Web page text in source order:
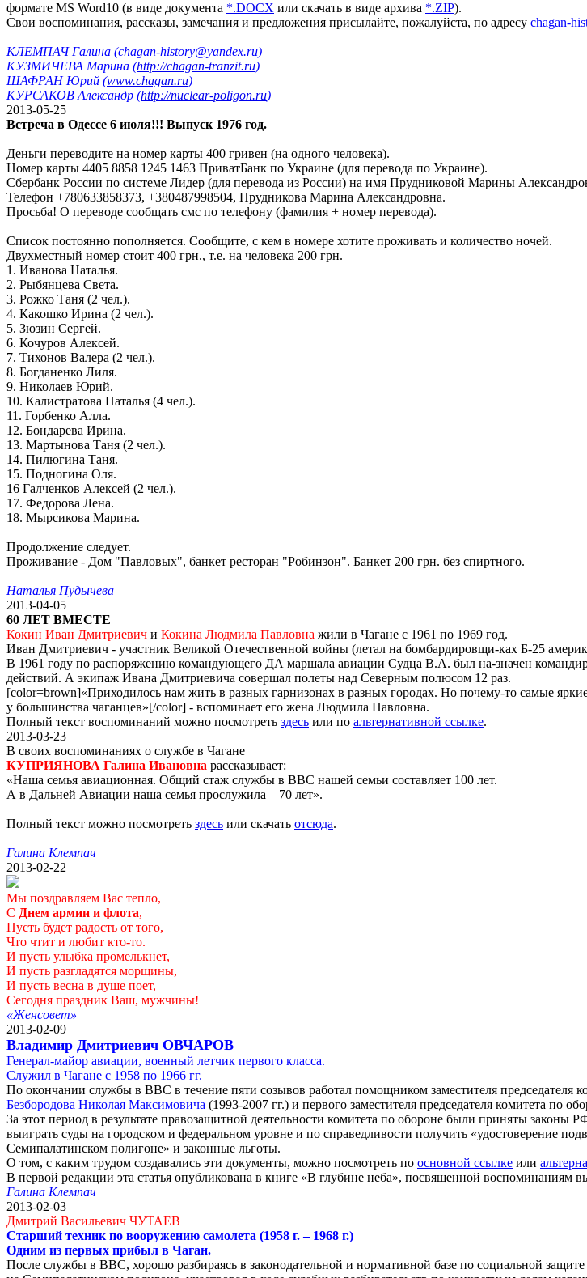
формате MS Word10 (в виде документа *.DOCX или скачать в виде архива *.ZIP).
Свои воспоминания, рассказы, замечания и предложения присылайте, пожалуйста, по адресу chagan-
КЛЕМПАЧ Галина (сhagan-history@yandex.ru)
КУЗМИЧЕВА Марина (http://chagan-tranzit.ru)
ШАФРАН Юрий (www.chagan.ru)
КУРСАКОВ Александр (http://nuclear-poligon.ru)
2013-05-25
Встреча в Одессе 6 июля!!! Выпуск 1976 год.
Деньги переводите на номер карты 400 гривен (на одного человека).
Номер карты 4405 8858 1245 1463 ПриватБанк по Украине (для перевода по Украине).
Сбербанк России по системе Лидер (для перевода из России) на имя Прудниковой Марины
Телефон +780633858373, +380487998504, Прудникова Марина Александровна.
Просьба! О переводе сообщать смс по телефону (фамилия + номер перевода).
Список постоянно пополняется. Сообщите, с кем в номере хотите проживать и количество ночей.
Двухместный номер стоит 400 грн., т.е. на человека 200 грн.
1. Иванова Наталья.
2. Рыбянцева Света.
3. Рожко Таня (2 чел.).
4. Какошко Ирина (2 чел.).
5. Зюзин Сергей.
6. Кочуров Алексей.
7. Тихонов Валера (2 чел.).
8. Богданенко Лиля.
9. Николаев Юрий.
10. Калистратова Наталья (4 чел.).
11. Горбенко Алла.
12. Бондарева Ирина.
13. Мартынова Таня (2 чел.).
14. Пилюгина Таня.
15. Подногина Оля.
16 Галченков Алексей (2 чел.).
17. Федорова Лена.
18. Мырсикова Марина.
Продолжение следует.
Проживание - Дом "Павловых", банкет ресторан "Робинзон". Банкет 200 грн. без спиртного.
Наталья Пудычева
2013-04-05
60 ЛЕТ ВМЕСТЕ
Кокин Иван Дмитриевич и Кокина Людмила Павловна жили в Чагане с 1961 по 1969 год.
Иван Дмитриевич - участник Великой Отечественной войны (летал на бомбардировщи-ках Б-25
В 1961 году по распоряжению командующего ДА маршала авиации Судца В.А. был на-значен
действий. А экипаж Ивана Дмитриевича совершал полеты над Северным полюсом 12 раз.
[color=brown]«Приходилось нам жить в разных гарнизонах в разных городах. Но почему-то самые
у большинства чаганцев»[/color] - вспоминает его жена Людмила Павловна.
Полный текст воспоминаний можно посмотреть здесь или по альтернативной ссылке.
2013-03-23
В своих воспоминаниях о службе в Чагане
КУПРИЯНОВА Галина Ивановна рассказывает:
«Наша семья авиационная. Общий стаж службы в ВВС нашей семьи составляет 100 лет.
А в Дальней Авиации наша семья прослужила – 70 лет».
Полный текст можно посмотреть здесь или скачать отсюда.
Галина Клемпач
2013-02-22
Мы поздравляем Вас тепло,
С Днем армии и флота,
Пусть будет радость от того,
Что чтит и любит кто-то.
И пусть улыбка промелькнет,
И пусть разгладятся морщины,
И пусть весна в душе поет,
Сегодня праздник Ваш, мужчины!
«Женсовет»
2013-02-09
Владимир Дмитриевич ОВЧАРОВ
Генерал-майор авиации, военный летчик первого класса.
Служил в Чагане с 1958 по 1966 гг.
По окончании службы в ВВС в течение пяти созывов работал помощником заместителя председателя
Безбородова Николая Максимовича (1993-2007 гг.) и первого заместителя председателя комитета по
За этот период в результате правозащитной деятельности комитета по обороне были приняты
выиграть суды на городском и федеральном уровне и по справедливости получить «удостоверение
Семипалатинском полигоне» и законные льготы.
О том, с каким трудом создавались эти документы, можно посмотреть по основной ссылке или
В первой редакции эта статья опубликована в книге «В глубине неба», посвященной воспоминаниям
Галина Клемпач
2013-02-03
Дмитрий Васильевич ЧУТАЕВ
Старший техник по вооружению самолета (1958 г. – 1968 г.)
Одним из первых прибыл в Чаган.
После службы в ВВС, хорошо разбираясь в законодательной и нормативной базе по социальной